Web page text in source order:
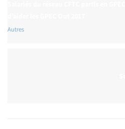
Autres